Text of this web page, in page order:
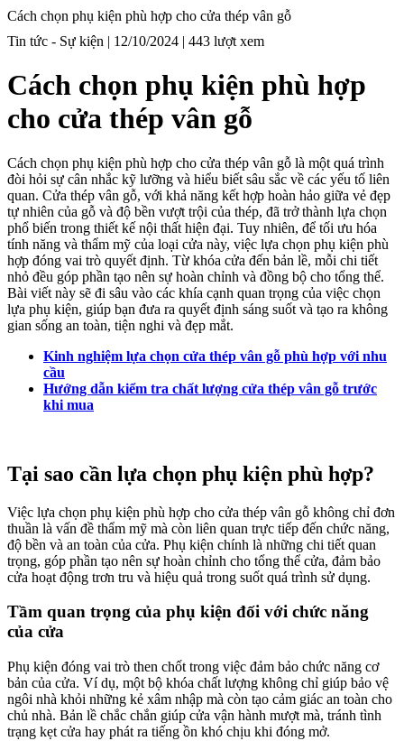
Cách chọn phụ kiện phù hợp cho cửa thép vân gỗ
Tin tức - Sự kiện | 12/10/2024 | 443 lượt xem
Cách chọn phụ kiện phù hợp
cho cửa thép vân gỗ
Cách chọn phụ kiện phù hợp cho cửa thép vân gỗ là một quá trình
đòi hỏi sự cân nhắc kỹ lưỡng và hiểu biết sâu sắc về các yếu tố liên
quan. Cửa thép vân gỗ, với khả năng kết hợp hoàn hảo giữa vẻ đẹp
tự nhiên của gỗ và độ bền vượt trội của thép, đã trở thành lựa chọn
phổ biến trong thiết kế nội thất hiện đại. Tuy nhiên, để tối ưu hóa
tính năng và thẩm mỹ của loại cửa này, việc lựa chọn phụ kiện phù
hợp đóng vai trò quyết định. Từ khóa cửa đến bản lề, mỗi chi tiết
nhỏ đều góp phần tạo nên sự hoàn chỉnh và đồng bộ cho tổng thể.
Bài viết này sẽ đi sâu vào các khía cạnh quan trọng của việc chọn
lựa phụ kiện, giúp bạn đưa ra quyết định sáng suốt và tạo ra không
gian sống an toàn, tiện nghi và đẹp mắt.
Kinh nghiệm lựa chọn cửa thép vân gỗ phù hợp với nhu
cầu
Hướng dẫn kiểm tra chất lượng cửa thép vân gỗ trước
khi mua
Tại sao cần lựa chọn phụ kiện phù hợp?
Việc lựa chọn phụ kiện phù hợp cho cửa thép vân gỗ không chỉ đơn
thuần là vấn đề thẩm mỹ mà còn liên quan trực tiếp đến chức năng,
độ bền và an toàn của cửa. Phụ kiện chính là những chi tiết quan
trọng, góp phần tạo nên sự hoàn chỉnh cho tổng thể cửa, đảm bảo
cửa hoạt động trơn tru và hiệu quả trong suốt quá trình sử dụng.
Tầm quan trọng của phụ kiện đối với chức năng
của cửa
Phụ kiện đóng vai trò then chốt trong việc đảm bảo chức năng cơ
bản của cửa. Ví dụ, một bộ khóa chất lượng không chỉ giúp bảo vệ
ngôi nhà khỏi những kẻ xâm nhập mà còn tạo cảm giác an toàn cho
chủ nhà. Bản lề chắc chắn giúp cửa vận hành mượt mà, tránh tình
trạng kẹt cửa hay phát ra tiếng ồn khó chịu khi đóng mở.